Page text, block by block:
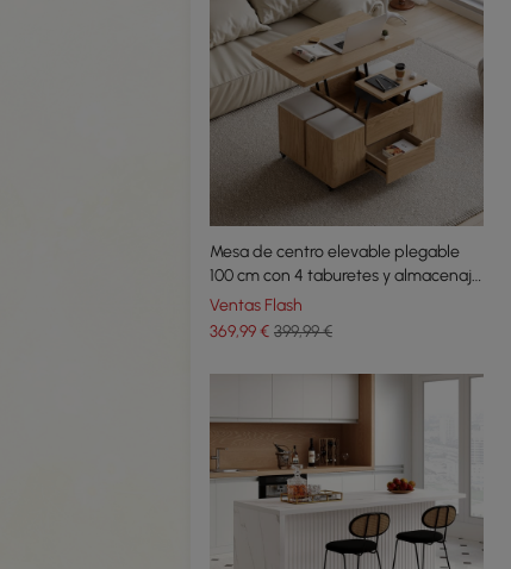
Mesa de centro elevable plegable
100 cm con 4 taburetes y almacenaje
natural
Ventas Flash
369,99€ 399,99 €